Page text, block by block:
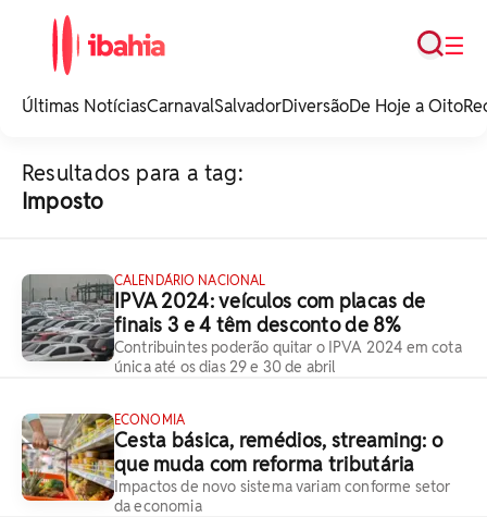
noticias e
☰
Busca
Últimas NotíciasCarnavalSalvadorDiversãoDe Hoje a Oito
Resultados para a tag:
Imposto
CALENDÁRIO NACIONAL
IPVA 2024: veículos com placas de
finais 3 e 4 têm desconto de 8%
Contribuintes poderão quitar o IPVA 2024 em cota
única até os dias 29 e 30 de abril
ECONOMIA
Cesta básica, remédios, streaming: o
que muda com reforma tributária
Impactos de novo sistema variam conforme setor
da economia